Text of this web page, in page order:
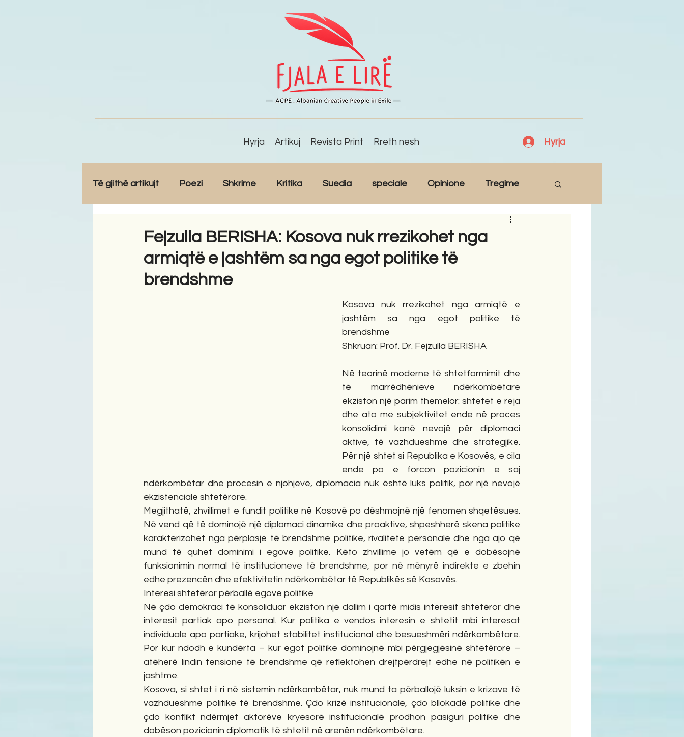
Hyrja Artikuj Revista Print Rreth nesh Hyrja
Të gjithë artikujt Poezi Shkrime Kritika Suedia speciale Opinione Tregime
Fejzulla BERISHA: Kosova nuk rrezikohet nga
armiqtë e jashtëm sa nga egot politike të
brendshme
Kosova nuk rrezikohet nga armiqtë e
jashtëm sa nga egot politike të
brendshme
Shkruan: Prof. Dr. Fejzulla BERISHA
Në teorinë moderne të shtetformimit dhe
të marrëdhënieve ndërkombëtare
ekziston një parim themelor: shtetet e reja
dhe ato me subjektivitet ende në proces
konsolidimi kanë nevojë për diplomaci
aktive, të vazhdueshme dhe strategjike.
Për një shtet si Republika e Kosovës, e cila
ende po e forcon pozicionin e saj
ndërkombëtar dhe procesin e njohjeve, diplomacia nuk është luks politik, por një nevojë
ekzistenciale shtetërore.
Megjithatë, zhvillimet e fundit politike në Kosovë po dëshmojnë një fenomen shqetësues.
Në vend që të dominojë një diplomaci dinamike dhe proaktive, shpeshherë skena politike
karakterizohet nga përplasje të brendshme politike, rivalitete personale dhe nga ajo që
mund të quhet dominimi i egove politike. Këto zhvillime jo vetëm që e dobësojnë
funksionimin normal të institucioneve të brendshme, por në mënyrë indirekte e zbehin
edhe prezencën dhe efektivitetin ndërkombëtar të Republikës së Kosovës.
Interesi shtetëror përballë egove politike
Në çdo demokraci të konsoliduar ekziston një dallim i qartë midis interesit shtetëror dhe
interesit partiak apo personal. Kur politika e vendos interesin e shtetit mbi interesat
individuale apo partiake, krijohet stabilitet institucional dhe besueshmëri ndërkombëtare.
Por kur ndodh e kundërta – kur egot politike dominojnë mbi përgjegjësinë shtetërore –
atëherë lindin tensione të brendshme që reflektohen drejtpërdrejt edhe në politikën e
jashtme.
Kosova, si shtet i ri në sistemin ndërkombëtar, nuk mund ta përballojë luksin e krizave të
vazhdueshme politike të brendshme. Çdo krizë institucionale, çdo bllokadë politike dhe
çdo konflikt ndërmjet aktorëve kryesorë institucionalë prodhon pasiguri politike dhe
dobëson pozicionin diplomatik të shtetit në arenën ndërkombëtare.